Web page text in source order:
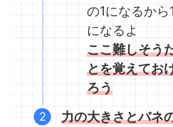
の1になるか
になるよ
ここ難しそう
とを覚えてお
ろう
力の大きさとバネ